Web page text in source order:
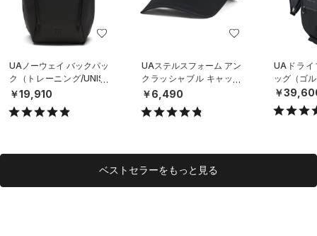
UAノーウェイ バックパッ
ク（トレーニング/UNISE
X）
￥19,910
UAステルスフォーム アン
クラッシャブル キャップ
（ライフスタイル/UNISE
￥6,490
UAドライ
ッグ（ゴ
￥
ベストセラーをもっと見る